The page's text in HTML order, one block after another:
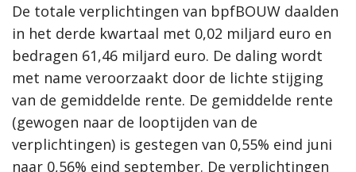
De totale verplichtingen van bpfBOUW daalden
in het derde kwartaal met 0,02 miljard euro en
bedragen 61,46 miljard euro. De daling wordt
met name veroorzaakt door de lichte stijging
van de gemiddelde rente. De gemiddelde rente
(gewogen naar de looptijden van de
verplichtingen) is gestegen van 0,55% eind juni
naar 0,56% eind september. De verplichtingen